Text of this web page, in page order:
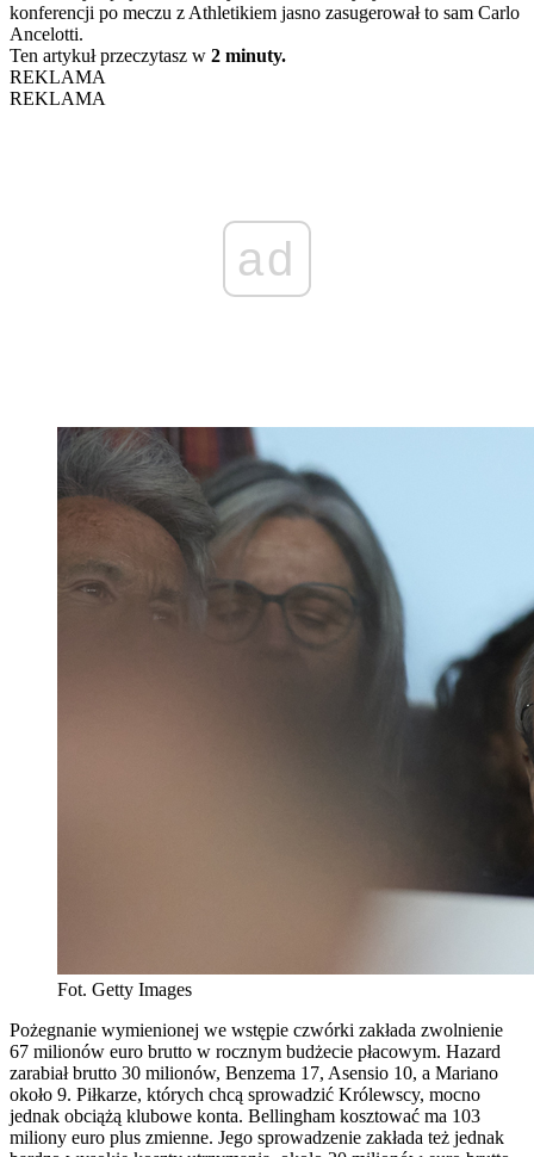
konferencji po meczu z Athletikiem jasno zasugerował to sam Carlo
Ancelotti.
Ten artykuł przeczytasz w 2 minuty.
REKLAMA
REKLAMA
ad
Fot. Getty Images
Pożegnanie wymienionej we wstępie czwórki zakłada zwolnienie
67 milionów euro brutto w rocznym budżecie płacowym. Hazard
zarabiał brutto 30 milionów, Benzema 17, Asensio 10, a Mariano
około 9. Piłkarze, których chcą sprowadzić Królewscy, mocno
jednak obciążą klubowe konta. Bellingham kosztować ma 103
miliony euro plus zmienne. Jego sprowadzenie zakłada też jednak